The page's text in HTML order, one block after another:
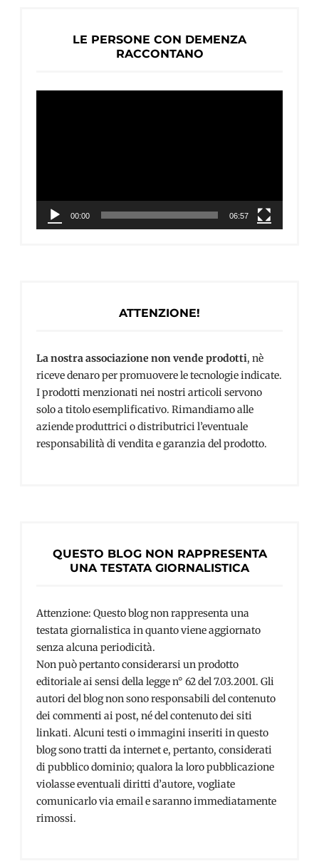
LE PERSONE CON DEMENZA
RACCONTANO
00:00 06:57
ATTENZIONE!
La nostra associazione non vende prodotti, nè
riceve denaro per promuovere le tecnologie indicate.
I prodotti menzionati nei nostri articoli servono
solo a titolo esemplificativo. Rimandiamo alle
aziende produttrici o distributrici l’eventuale
responsabilità di vendita e garanzia del prodotto.
QUESTO BLOG NON RAPPRESENTA
UNA TESTATA GIORNALISTICA
Attenzione: Questo blog non rappresenta una
testata giornalistica in quanto viene aggiornato
senza alcuna periodicità.
Non può pertanto considerarsi un prodotto
editoriale ai sensi della legge n° 62 del 7.03.2001. Gli
autori del blog non sono responsabili del contenuto
dei commenti ai post, né del contenuto dei siti
linkati. Alcuni testi o immagini inseriti in questo
blog sono tratti da internet e, pertanto, considerati
di pubblico dominio; qualora la loro pubblicazione
violasse eventuali diritti d’autore, vogliate
comunicarlo via email e saranno immediatamente
rimossi.